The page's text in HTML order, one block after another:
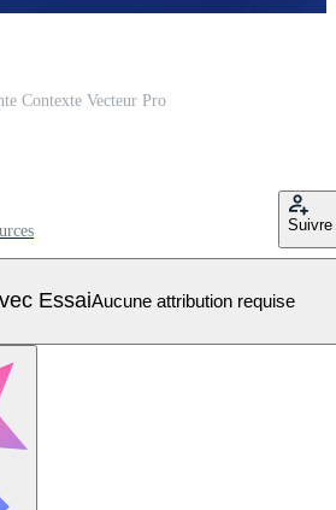
Contexte Vecteur Pro
Suivre
EssaiAucune attribution requise